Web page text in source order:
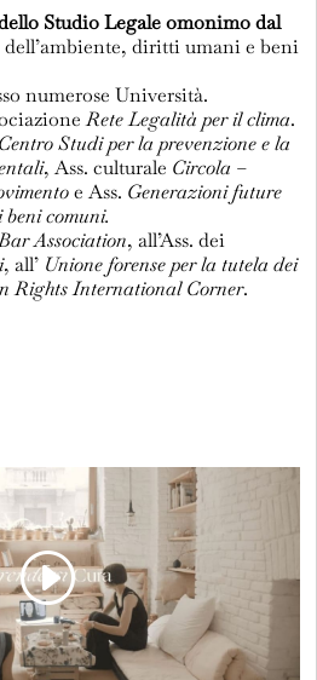
Studio Legale omonimo dal
diritti umani e beni
numerose Università.
Rete Legalità per il clima.
Studi per la prevenzione e la
, Ass. culturale Circola –
e Ass. Generazioni future
comuni.
Association, all’Ass. dei
, all’ Unione forense per la tutela dei
Rights International Corner.